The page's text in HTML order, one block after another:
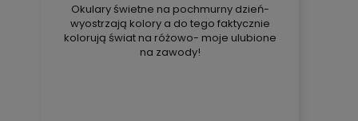
Okulary świetne na pochmurny dzień-
wyostrzają kolory a do tego faktycznie
kolorują świat na różowo- moje ulubione
na zawody!